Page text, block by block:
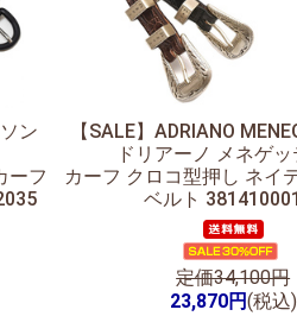
ン
ーフ
【SALE】 ADRIANO
ドリアーノ メネゲッ
カーフ クロコ型押し ネイ
ベルト
定価34,100円
23,870円(税込)